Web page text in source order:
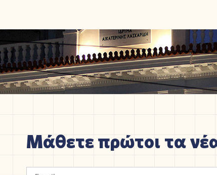
Μάθετε πρώτοι τα